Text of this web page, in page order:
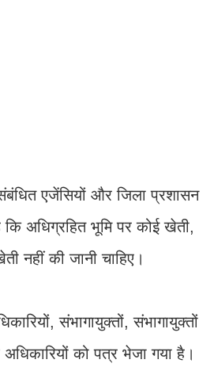
एजेंसियों और जिला प्रशासन
अधिग्रहित भूमि पर कोई खेती,
नहीं की जानी चाहिए।
संभागायुक्तों, संभागायुक्तों
को पत्र भेजा गया है।